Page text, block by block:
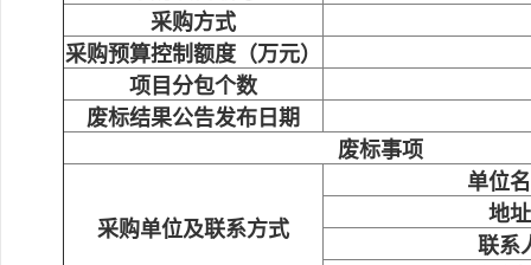
采购方式
采购预算控制额度（万元）
项目分包个数
废标结果公告发布日期
废标事项
采购单位及联系方式
单位
地址
联系